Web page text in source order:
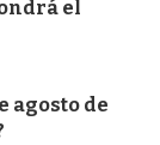
el
agosto de